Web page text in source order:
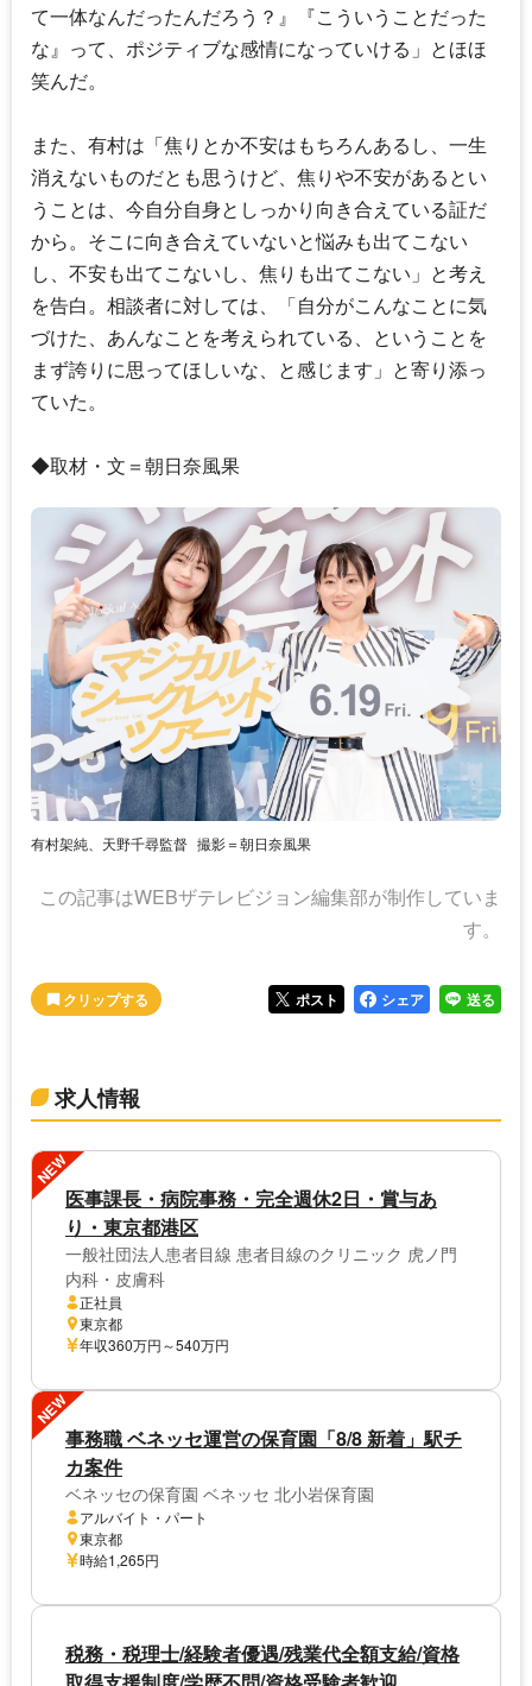
て一体なんだったんだろう？』『こういうことだった
な』って、ポジティブな感情になっていける」とほほ
笑んだ。
また、有村は「焦りとか不安はもちろんあるし、一生
消えないものだとも思うけど、焦りや不安があるとい
うことは、今自分自身としっかり向き合えている証だ
から。そこに向き合えていないと悩みも出てこない
し、不安も出てこないし、焦りも出てこない」と考え
を告白。相談者に対しては、「自分がこんなことに気
づけた、あんなことを考えられている、ということを
まず誇りに思ってほしいな、と感じます」と寄り添っ
ていた。
◆取材・文＝朝日奈風果
有村架純、天野千尋監督 撮影＝朝日奈風果
この記事はWEBザテレビジョン編集部が制作していま
す。
ポスト シェア 送る
求人情報
NEW
医事課長・病院事務・完全週休2日・賞与あ
り・東京都港区
一般社団法人患者目線 患者目線のクリニック 虎ノ門
内科・皮膚科
正社員
東京都
年収360万円～540万円
NEW
事務職 ベネッセ運営の保育園「8/8 新着」駅チ
カ案件
ベネッセの保育園 ベネッセ 北小岩保育園
アルバイト・パート
東京都
時給1,265円
税務・税理士/経験者優遇/残業代全額支給/資格